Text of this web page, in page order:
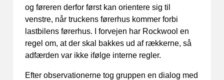
og føreren derfor først kan orientere sig til
venstre, når truckens førerhus kommer forbi
lastbilens førerhus. I forvejen har Rockwool en
regel om, at der skal bakkes ud af rækkerne, så
adfærden var ikke ifølge interne regler.
Efter observationerne tog gruppen en dialog med